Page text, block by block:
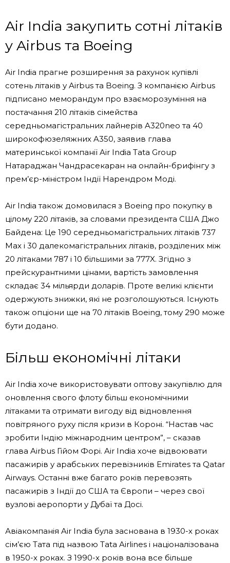
Air India закупить сотні літаків
у Airbus та Boeing
Air India прагне розширення за рахунок купівлі
сотень літаків у Airbus та Boeing. З компанією Airbus
підписано меморандум про взаєморозуміння на
постачання 210 літаків сімейства
середньомагістральних лайнерів A320neo та 40
широкофюзеляжних A350, заявив глава
материнської компанії Air India Tata Group
Натараджан Чандрасекаран на онлайн-брифінгу з
прем’єр-міністром Індії Нарендром Моді.
Air India також домовилася з Boeing про покупку в
цілому 220 літаків, за словами президента США Джо
Байдена: Це 190 середньомагістральних літаків 737
Max і 30 далекомагістральних літаків, розділених між
20 літаками 787 і 10 більшими за 777X. Згідно з
прейскурантними цінами, вартість замовлення
складає 34 мільярди доларів. Проте великі клієнти
одержують знижки, які не розголошуються. Існують
також опціони ще на 70 літаків Boeing, тому 290 може
бути додано.
Більш економічні літаки
Air India хоче використовувати оптову закупівлю для
оновлення свого флоту більш економічними
літаками та отримати вигоду від відновлення
повітряного руху після кризи в Короні. “Настав час
зробити Індію міжнародним центром”, – сказав
глава Airbus Гійом Форі. Air India хоче відвоювати
пасажирів у арабських перевізників Emirates та Qatar
Airways. Останні вже багато років перевозять
пасажирів з Індії до США та Європи – через свої
вузлові аеропорти у Дубаї та Досі.
Авіакомпанія Air India була заснована в 1930-х роках
сім’єю Тата під назвою Tata Airlines і націоналізована
в 1950-х роках. З 1990-х років вона все більше